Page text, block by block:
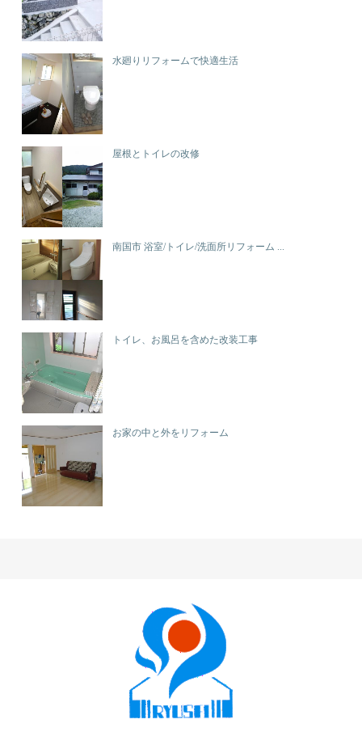
水廻りリフォームで快適生活
屋根とトイレの改修
南国市 浴室/トイレ/洗面所リフォーム ...
トイレ、お風呂を含めた改装工事
お家の中と外をリフォーム